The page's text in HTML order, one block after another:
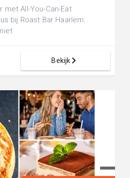
met All-You-Can-Eat
bij Roast Bar Haarlem:
Bekijk